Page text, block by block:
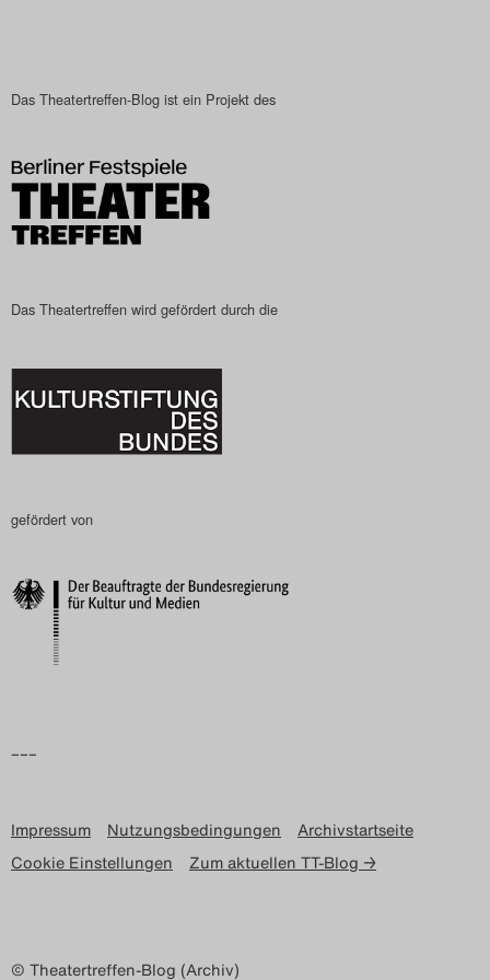
Das Theatertreffen-
Das Theatertreffen-
Archiv
Impressum
Das Theatertreffen-Blog ist ein Projekt des
Das Theatertreffen wird gefördert durch die
gefördert von
–––
Impressum Nutzungsbedingungen
Archivstartseite
Cookie Einstellungen
Zum aktuellen TT-Blog →
© Theatertreffen-Blog (Archiv)